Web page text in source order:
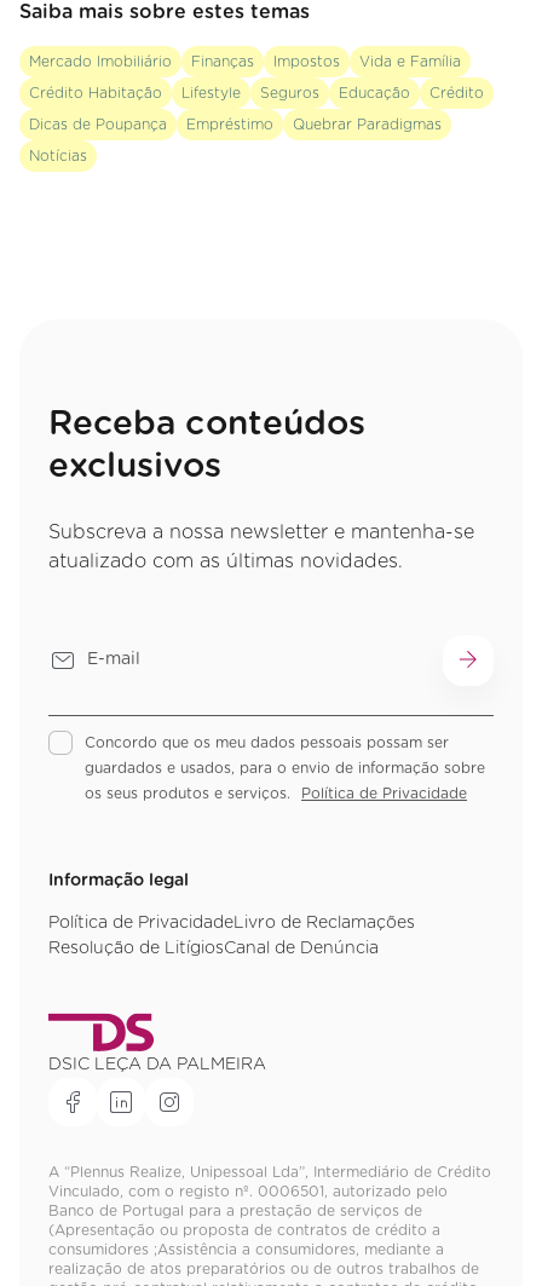
Saiba mais sobre estes temas
Mercado Imobiliário Finanças Impostos Vida e Família
Crédito Habitação Lifestyle Seguros Educação Crédito
Dicas de Poupança Empréstimo Quebrar Paradigmas
Notícias
Receba conteúdos
exclusivos
Subscreva a nossa newsletter e mantenha-se
atualizado com as últimas novidades.
Concordo que os meu dados pessoais possam ser
guardados e usados, para o envio de informação sobre
os seus produtos e serviços.
Política de Privacidade
Informação legal
Política de Privacidade Livro de Reclamações
Resolução de LitígiosCanal de Denúncia
DSIC LEÇA DA PALMEIRA
A “Plennus Realize, Unipessoal Lda”, Intermediário de Crédito
Vinculado, com o registo nº. 0006501, autorizado pelo
Banco de Portugal para a prestação de serviços de
(Apresentação ou proposta de contratos de crédito a
consumidores ;Assistência a consumidores, mediante a
realização de atos preparatórios ou de outros trabalhos de